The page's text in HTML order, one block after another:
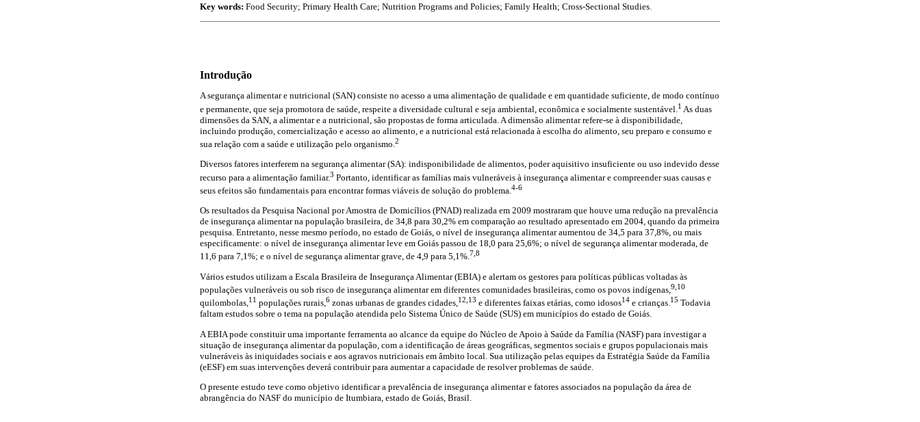
Key words: Food Security; Primary Health Care; Nutrition Programs and Policies; Family Health; Cross-Sectional Studies.
Introdução
A segurança alimentar e nutricional (SAN) consiste no acesso a uma alimentação de qualidade e em quantidade suficiente, de modo contínuo
e permanente, que seja promotora de saúde, respeite a diversidade cultural e seja ambiental, econômica e socialmente sustentável. 1 As duas
dimensões da SAN, a alimentar e a nutricional, são propostas de forma articulada. A dimensão alimentar refere-se à disponibilidade,
incluindo produção, comercialização e acesso ao alimento, e a nutricional está relacionada à escolha do alimento, seu preparo e consumo e
sua relação com a saúde e utilização pelo organismo.2
Diversos fatores interferem na segurança alimentar (SA): indisponibilidade de alimentos, poder aquisitivo insuficiente ou uso indevido desse
recurso para a alimentação familiar.3 Portanto, identificar as famílias mais vulneráveis à insegurança alimentar e compreender suas causas e
seus efeitos são fundamentais para encontrar formas viáveis de solução do problema. 4-6
Os resultados da Pesquisa Nacional por Amostra de Domicílios (PNAD) realizada em 2009 mostraram que houve uma redução na prevalência
de insegurança alimentar na população brasileira, de 34,8 para 30,2% em comparação ao resultado apresentado em 2004, quando da primeira
pesquisa. Entretanto, nesse mesmo período, no estado de Goiás, o nível de insegurança alimentar aumentou de 34,5 para 37,8%, ou mais
especificamente: o nível de insegurança alimentar leve em Goiás passou de 18,0 para 25,6%; o nível de segurança alimentar moderada, de
11,6 para 7,1%; e o nível de segurança alimentar grave, de 4,9 para 5,1%.7,8
Vários estudos utilizam a Escala Brasileira de Insegurança Alimentar (EBIA) e alertam os gestores para políticas públicas voltadas às
populações vulneráveis ou sob risco de insegurança alimentar em diferentes comunidades brasileiras, como os povos indígenas,9,10
quilombolas,11 populações rurais,6 zonas urbanas de grandes cidades,12,13 e diferentes faixas etárias, como idosos14 e crianças.15 Todavia
faltam estudos sobre o tema na população atendida pelo Sistema Único de Saúde (SUS) em municípios do estado de Goiás.
A EBIA pode constituir uma importante ferramenta ao alcance da equipe do Núcleo de Apoio à Saúde da Família (NASF) para investigar a
situação de insegurança alimentar da população, com a identificação de áreas geográficas, segmentos sociais e grupos populacionais mais
vulneráveis às iniquidades sociais e aos agravos nutricionais em âmbito local. Sua utilização pelas equipes da Estratégia Saúde da Família
(eESF) em suas intervenções deverá contribuir para aumentar a capacidade de resolver problemas de saúde.
O presente estudo teve como objetivo identificar a prevalência de insegurança alimentar e fatores associados na população da área de
abrangência do NASF do município de Itumbiara, estado de Goiás, Brasil.